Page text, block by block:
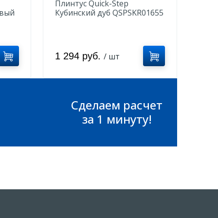
Плинтус Quick-Step
Кубинский дуб QSPSKR01655
1 294 руб. / шт
Сделаем расчет
за 1 минуту!